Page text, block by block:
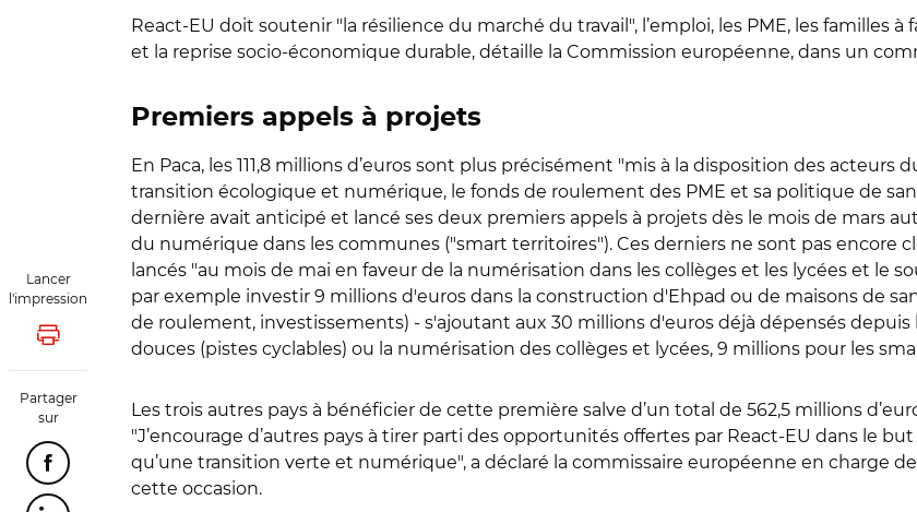
Lancer
l'impression
Lancer l'impression
Partager
sur
Partager cette page sur Facebook
React-EU doit soutenir "la résilience du marché du travail", l’emploi, les PME, les familles
et la reprise socio-économique durable, détaille la Commission européenne, dans un
Premiers appels à projets
En Paca, les 111,8 millions d’euros sont plus précisément "mis à la disposition des
transition écologique et numérique, le fonds de roulement des PME et sa politique de
dernière avait anticipé et lancé ses deux premiers appels à projets dès le mois de mars
du numérique dans les communes ("smart territoires"). Ces derniers ne sont pas encore
lancés "au mois de mai en faveur de la numérisation dans les collèges et les lycées et le
par exemple investir 9 millions d'euros dans la construction d'Ehpad ou de maisons de
de roulement, investissements) - s'ajoutant aux 30 millions d'euros déjà dépensés
douces (pistes cyclables) ou la numérisation des collèges et lycées, 9 millions pour les
Les trois autres pays à bénéficier de cette première salve d’un total de 562,5 millions
"J’encourage d’autres pays à tirer parti des opportunités offertes par React-EU dans le
qu’une transition verte et numérique", a déclaré la commissaire européenne en charge
cette occasion.